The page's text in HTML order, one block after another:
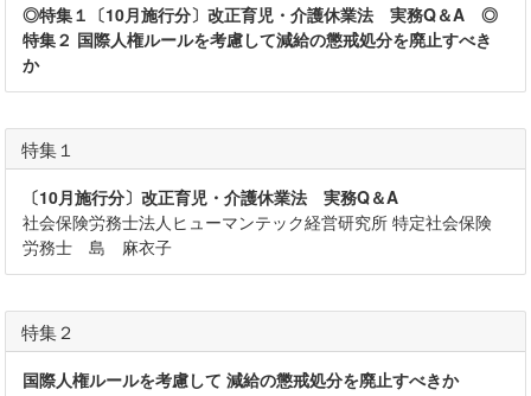
◎特集１〔10月施行分〕改正育児・介護休業法 実務Q＆A ◎
特集２ 国際人権ルールを考慮して減給の懲戒処分を廃止すべき
か
特集１
〔10月施行分〕改正育児・介護休業法 実務Q＆A
社会保険労務士法人ヒューマンテック経営研究所 特定社会保険
労務士 島 麻衣子
特集２
国際人権ルールを考慮して 減給の懲戒処分を廃止すべきか